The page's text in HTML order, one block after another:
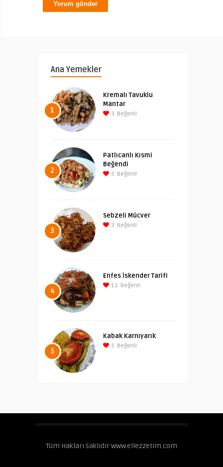
Ana Yemekler
1
Kremalı Tavuklu
Mantar
3 Beğeni!
2
Patlıcanlı Kısmi
Beğendi
5 Beğeni!
3
Sebzeli Mücver
3 Beğeni!
4
Enfes İskender Tarifi
12 Beğeni!
5
Kabak Karnıyarık
5 Beğeni!
Tüm Hakları Saklıdır www.ellezzetim.com